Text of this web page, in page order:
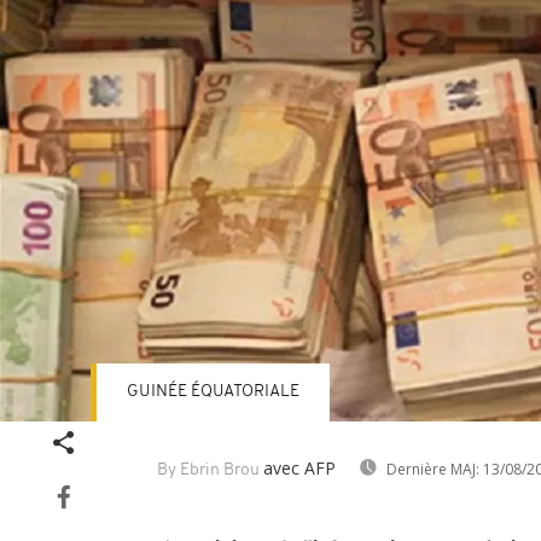
By Ebrin Brou avec AFP Dernière MAJ: 13/08/
GUINÉE ÉQUATORIALE